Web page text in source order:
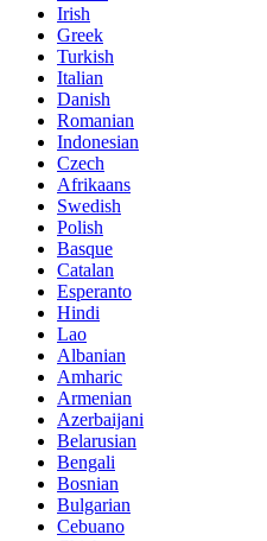
Irish
Greek
Turkish
Italian
Danish
Romanian
Indonesian
Czech
Afrikaans
Swedish
Polish
Basque
Catalan
Esperanto
Hindi
Lao
Albanian
Amharic
Armenian
Azerbaijani
Belarusian
Bengali
Bosnian
Bulgarian
Cebuano